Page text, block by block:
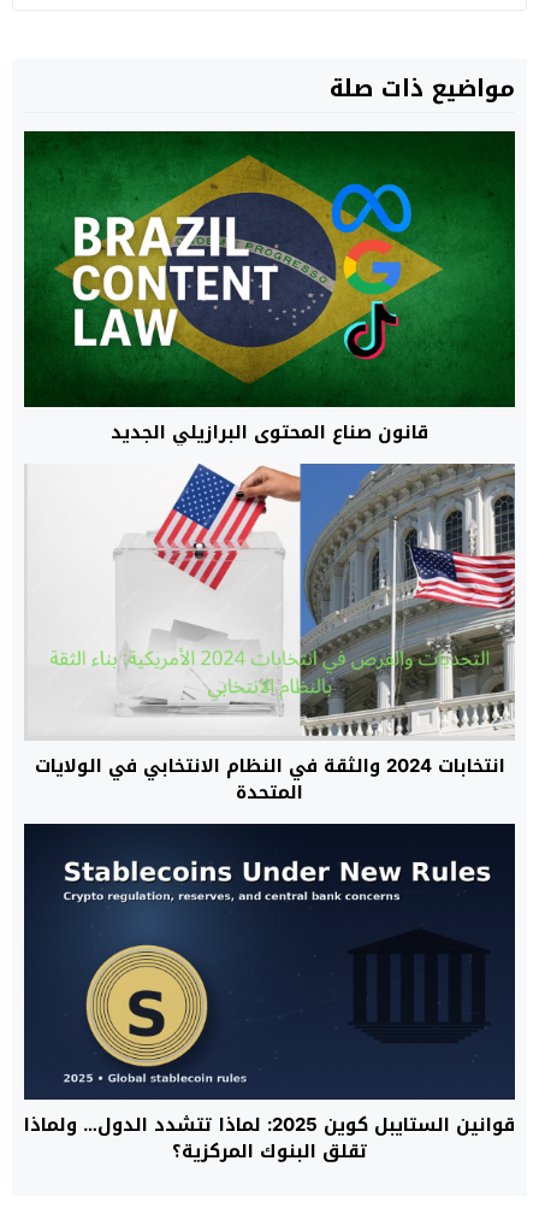
مواضيع ذات صلة
قانون صناع المحتوى البرازيلي الجديد
انتخابات 2024 والثقة في النظام الانتخابي في الولايات
المتحدة
قوانين الستايبل كوين 2025: لماذا تتشدد الدول… ولماذا
تقلق البنوك المركزية؟